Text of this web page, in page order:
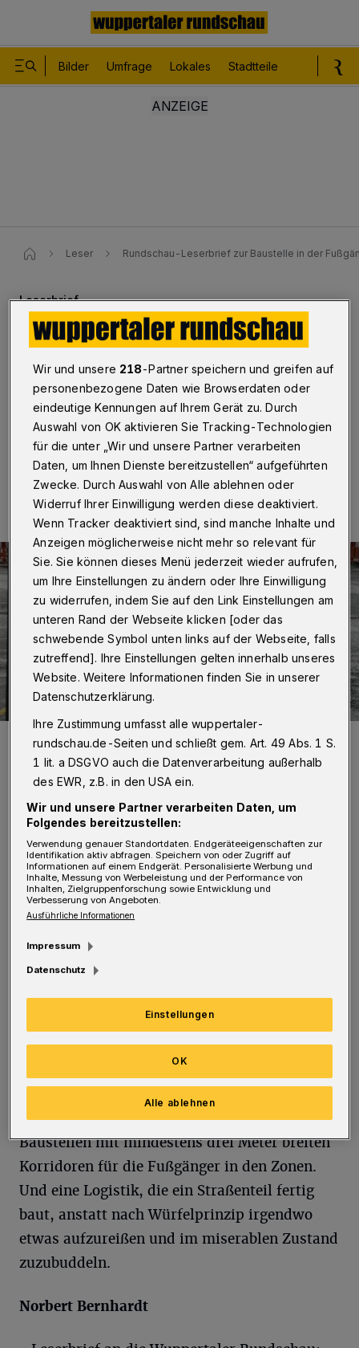
Bilder Umfrage Lokales Stadtteile
Leser Rundschau-Leserbrief zur Baustelle in der
Leserbrief
„Die letzten Händler
vergraulen“
Betr.: Baustelle in der Elberfelder Fußgängerzone
01.11.2023 , 17:00 Uhr Eine Minute Lesezeit
Die Markierungen in der Poststraße.
D ie gelben „Parkmarkierungen“ in der
Baustellenfußgängerzone Poststraße
sollen wohl nicht nur die Passanten, sondern
stellen ihre Auslagen nicht zum Spaß „mitten
in die Fußgängerzone“, sondern weil diese am
Rand – innerhalb der gelben Markierung –
wegen der Schräge umfallen.
Es wäre schön, wenn die Stadt einmal ihre
barrierefreie und sicher abgesperrte
Baustellen mit mindestens drei Meter breiten
Korridoren für die Fußgänger in den Zonen.
Und eine Logistik, die ein Straßenteil fertig
baut, anstatt nach Würfelprinzip irgendwo
etwas aufzureißen und im miserablen Zustand
zuzubuddeln.
Norbert Bernhardt
Wir und unsere 218-Partner speichern und greifen auf
personenbezogene Daten wie Browserdaten oder
eindeutige Kennungen auf Ihrem Gerät zu. Durch
Auswahl von OK aktivieren Sie Tracking-Technologien
für die unter „Wir und unsere Partner verarbeiten
Daten, um Ihnen Dienste bereitzustellen“ aufgeführten
Zwecke. Durch Auswahl von Alle ablehnen oder
Widerruf Ihrer Einwilligung werden diese deaktiviert.
Wenn Tracker deaktiviert sind, sind manche Inhalte und
Anzeigen möglicherweise nicht mehr so relevant für
Sie. Sie können dieses Menü jederzeit wieder aufrufen,
um Ihre Einstellungen zu ändern oder Ihre Einwilligung
zu widerrufen, indem Sie auf den Link Einstellungen am
unteren Rand der Webseite klicken [oder das
schwebende Symbol unten links auf der Webseite, falls
zutreffend]. Ihre Einstellungen gelten innerhalb unseres
Website. Weitere Informationen finden Sie in unserer
Datenschutzerklärung.
Ihre Zustimmung umfasst alle wuppertaler-
rundschau.de-Seiten und schließt gem. Art. 49 Abs. 1 S.
1 lit. a DSGVO auch die Datenverarbeitung außerhalb
des EWR, z.B. in den USA ein.
Wir und unsere Partner verarbeiten Daten, um
Folgendes bereitzustellen:
Verwendung genauer Standortdaten. Endgeräteeigenschaften zur
Identifikation aktiv abfragen. Speichern von oder Zugriff auf
Informationen auf einem Endgerät. Personalisierte Werbung und
Inhalte, Messung von Werbeleistung und der Performance von
Inhalten, Zielgruppenforschung sowie Entwicklung und
Verbesserung von Angeboten.
Ausführliche Informationen
Impressum
Datenschutz
Einstellungen
Alle ablehnen
OK